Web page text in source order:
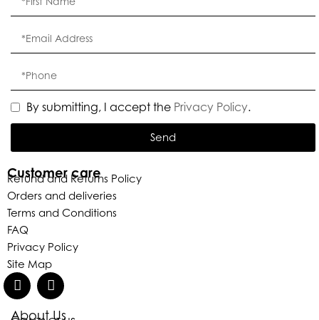
About Us
Customer care
Refund and Returns Policy
Orders and deliveries
Terms and Conditions
FAQ
Privacy Policy
Site Map
By submitting, I accept the Privacy Policy.
Send